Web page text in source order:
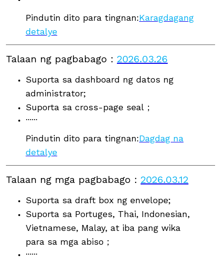
Pindutin dito para tingnan:Karagdagang
detalye
Talaan ng pagbabago ： 2026.03.26
Suporta sa dashboard ng datos ng
administrator;
Suporta sa cross-page seal；
······
Pindutin dito para tingnan:Dagdag na
detalye
Talaan ng mga pagbabago ： 2026.03.12
Suporta sa draft box ng envelope;
Suporta sa Portuges, Thai, Indonesian,
Vietnamese, Malay, at iba pang wika
para sa mga abiso；
······